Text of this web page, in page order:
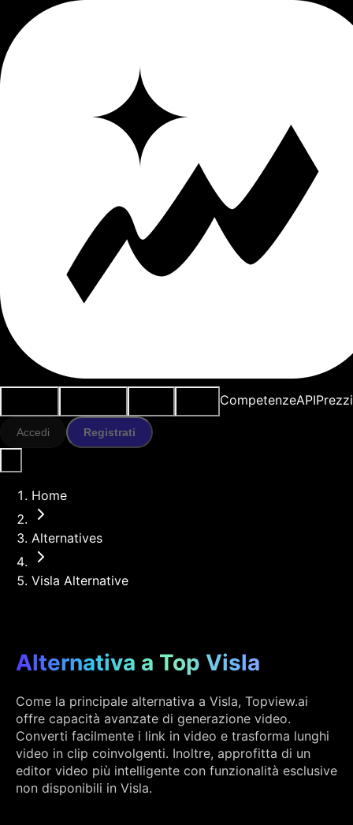
CompetenzeAPIPrezzi
Accedi Registrati
Home
Alternatives
Visla Alternative
Alternativa a Top Visla
Come la principale alternativa a Visla, Topview.ai
offre capacità avanzate di generazione video.
Converti facilmente i link in video e trasforma lunghi
video in clip coinvolgenti. Inoltre, approfitta di un
editor video più intelligente con funzionalità esclusive
non disponibili in Visla.